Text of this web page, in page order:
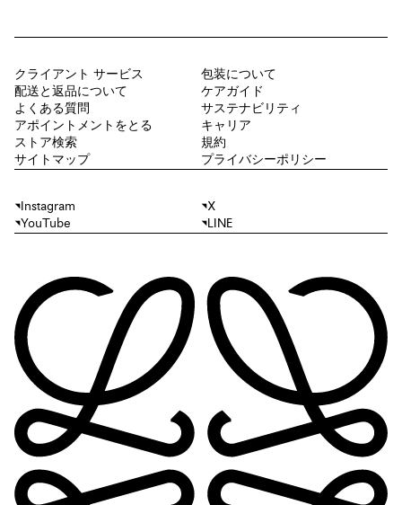
クライアント サービス
配送と返品について
よくある質問
アポイントメントをとる
ストア検索
サイトマップ
包装について
ケアガイド
サステナビリティ
キャリア
規約
プライバシーポリシー
Instagram
X
YouTube
LINE